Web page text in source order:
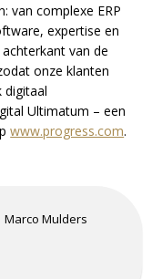
van complexe ERP
expertise en
van de
onze klanten
digitaal
Ultimatum – een
www.progress.com.
Marco Mulders